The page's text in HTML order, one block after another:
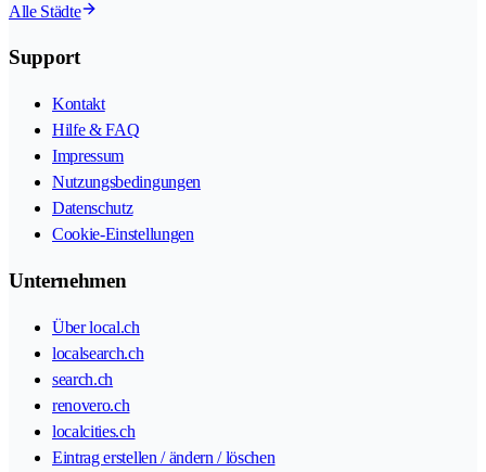
Alle Städte
Support
Kontakt
Hilfe & FAQ
Impressum
Nutzungsbedingungen
Datenschutz
Cookie-Einstellungen
Unternehmen
Über local.ch
localsearch.ch
search.ch
renovero.ch
localcities.ch
Eintrag erstellen / ändern / löschen